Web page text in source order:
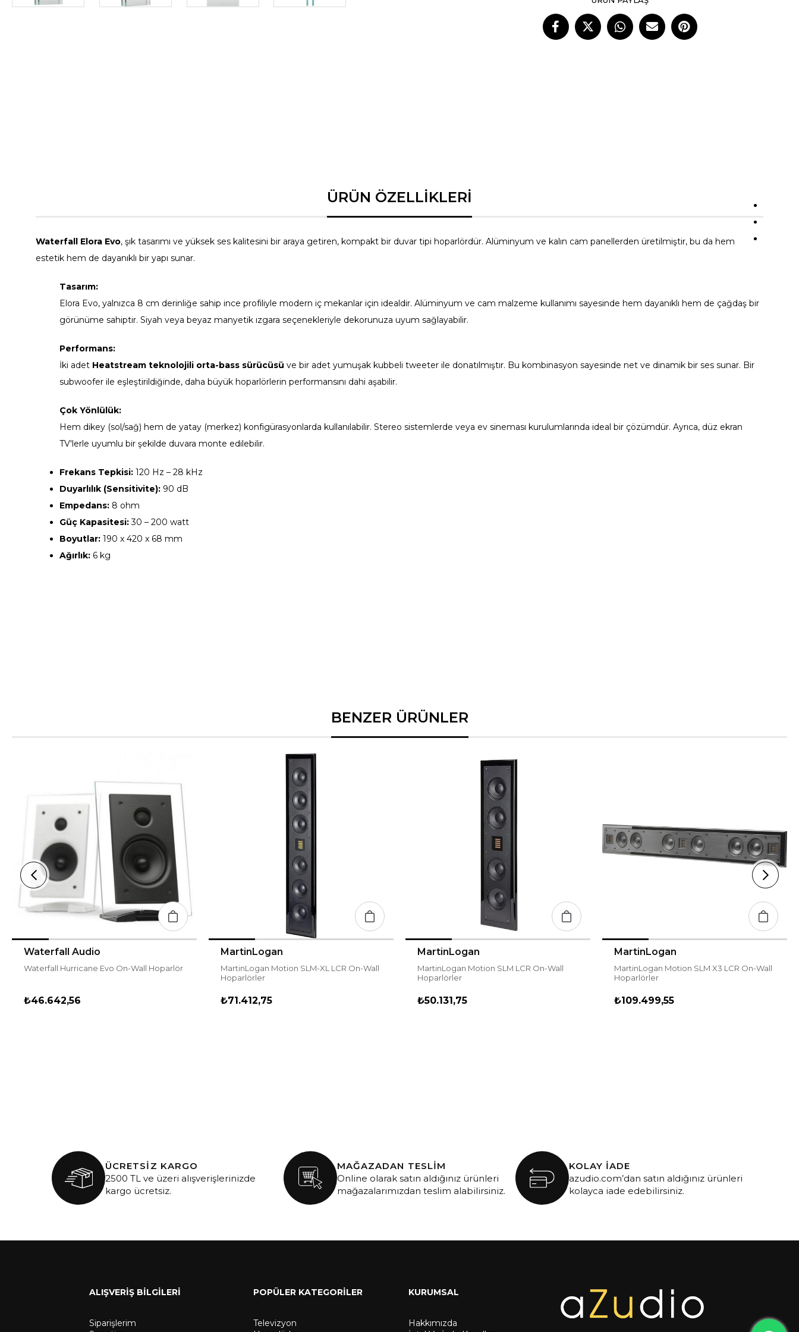
Hem dikey (sol/sağ) hem de yatay (merkez) konfigürasyonlarda kullanılabilir. Stereo
sistemlerde veya ev sineması kurulumlarında ideal bir çözümdür. Ayrıca, düz ekran TV'lerle
Waterfall Elora Evo, şık tasarımı ve yüksek ses kalitesini bir araya getiren, kompakt bir duvar tipi hoparlördür. Alüminyum ve kalın cam panellerden üretilmiştir, bu da hem
estetik hem de dayanıklı bir yapı sunar.
Tasarım:
Elora Evo, yalnızca 8 cm derinliğe sahip ince profiliyle modern iç mekanlar için idealdir. Alüminyum ve cam malzeme kullanımı sayesinde hem dayanıklı hem de çağdaş bir
görünüme sahiptir. Siyah veya beyaz manyetik ızgara seçenekleriyle dekorunuza uyum sağlayabilir.
Performans:
İki adet Heatstream teknolojili orta-bass sürücüsü ve bir adet yumuşak kubbeli tweeter ile donatılmıştır. Bu kombinasyon sayesinde net ve dinamik bir ses sunar. Bir
subwoofer ile eşleştirildiğinde, daha büyük hoparlörlerin performansını dahi aşabilir.
Çok Yönlülük:
Hem dikey (sol/sağ) hem de yatay (merkez) konfigürasyonlarda kullanılabilir. Stereo sistemlerde veya ev sineması kurulumlarında ideal bir çözümdür. Ayrıca, düz ekran
TV'lerle uyumlu bir şekilde duvara monte edilebilir.
Frekans Tepkisi: 120 Hz – 28 kHz
Duyarlılık (Sensitivite): 90 dB
Empedans: 8 ohm
Güç Kapasitesi:30 – 200 watt
Boyutlar: 190 x 420 x 68 mm
Ağırlık: 6 kg
BENZER ÜRÜNLER
Waterfall Audio
Waterfall Hurricane Evo On-Wall Hoparlör
₺46.642,56
MartinLogan
MartinLogan Motion SLM-XL LCR On-Wall
Hoparlörler
₺71.412,75
MartinLogan
MartinLogan Motion SLM LCR On-Wall
Hoparlörler
₺50.131,75
MartinLogan
MartinLogan Motion SLM X3 LCR On-Wall
Hoparlörler
₺109.499,55
ÜCRETSİZ KARGO
2500 TL ve üzeri alışverişlerinizde
kargo ücretsiz.
MAĞAZADAN TESLİM
Online olarak satın aldığınız ürünleri
mağazalarımızdan teslim alabilirsiniz.
KOLAY İADE
azudio.com’dan satın aldığınız ürünleri
kolayca iade edebilirsiniz.
ALIŞVERİŞ BİLGİLERİ
Siparişlerim
POPÜLER KATEGORİLER
Televizyon
KURUMSAL
Hakkımızda